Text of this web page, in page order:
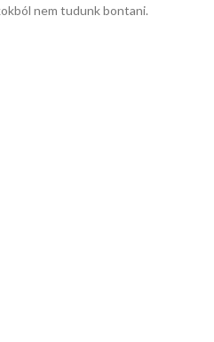
nem tudunk bontani.